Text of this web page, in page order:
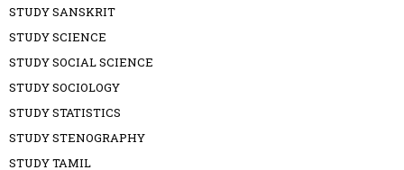
STUDY SANSKRIT
STUDY SCIENCE
STUDY SOCIAL SCIENCE
STUDY SOCIOLOGY
STUDY STATISTICS
STUDY STENOGRAPHY
STUDY TAMIL